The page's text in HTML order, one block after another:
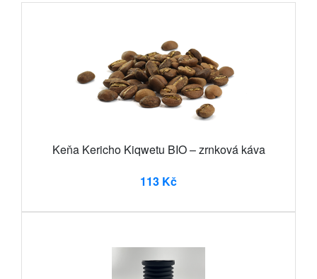
Keňa Kericho Kiqwetu BIO – zrnková káva
113 Kč